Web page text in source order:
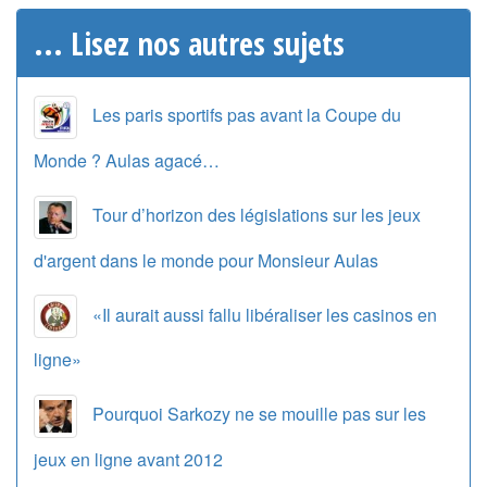
... Lisez nos autres sujets
Les paris sportifs pas avant la Coupe du
Monde ? Aulas agacé…
Tour d’horizon des législations sur les jeux
d'argent dans le monde pour Monsieur Aulas
«Il aurait aussi fallu libéraliser les casinos en
ligne»
Pourquoi Sarkozy ne se mouille pas sur les
jeux en ligne avant 2012